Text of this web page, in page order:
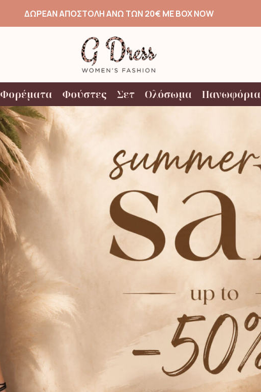
ΔΩΡΕΑΝ ΑΠΟΣΤΟΛΗ ΑΝΩ ΤΩΝ 20€ ΜΕ BOX NOW
Φορέματα Φούστες Σετ Ολόσωμα Πανωφόρια